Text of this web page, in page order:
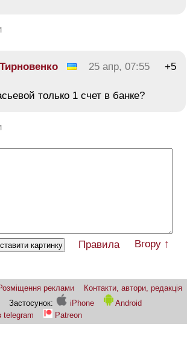
25 апр, 07:55 +5
только 1 счет в банке?
Правила Вгору ↑
реклами
Контакти, автори, редакція
Застосунок: iPhone
Android
telegram
Patreon